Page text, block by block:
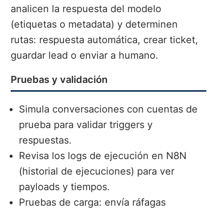
analicen la respuesta del modelo
(etiquetas o metadata) y determinen
rutas: respuesta automática, crear ticket,
guardar lead o enviar a humano.
Pruebas y validación
Simula conversaciones con cuentas de
prueba para validar triggers y
respuestas.
Revisa los logs de ejecución en N8N
(historial de ejecuciones) para ver
payloads y tiempos.
Pruebas de carga: envía ráfagas